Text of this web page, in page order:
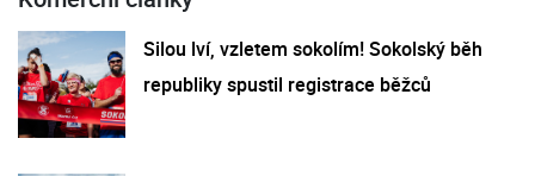
Silou lví, vzletem sokolím! Sokolský běh
republiky spustil registrace běžců